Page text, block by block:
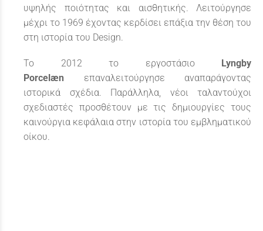
υψηλής ποιότητας και αισθητικής. Λειτούργησε
μέχρι το 1969 έχοντας κερδίσει επάξια την θέση του
στη ιστορία του Design.
Το 2012 το εργοστάσιο
Lyngby
Porcelæn
επαναλειτούργησε αναπαράγοντας
ιστορικά σχέδια. Παράλληλα, νέοι ταλαντούχοι
σχεδιαστές προσθέτουν με τις δημιουργίες τους
καινούργια κεφάλαια στην ιστορία του εμβληματικού
οίκου.